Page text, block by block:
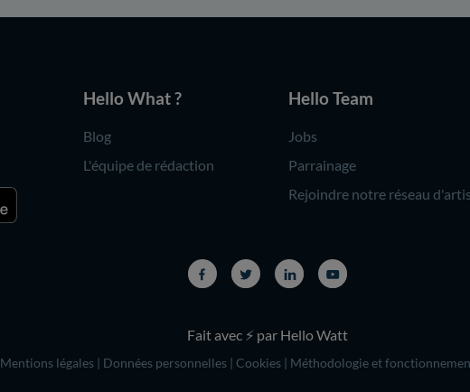
Hello What ?
Blog
L'équipe de rédaction
Hello Team
Jobs
Parrainage
Rejoindre notre réseau
Fait avec ⚡ par Hello Watt
Mentions légales | Données personnelles | Cookies | Méthodologie et